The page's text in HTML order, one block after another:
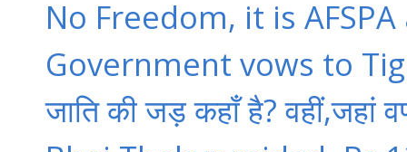
No Freedom, it is
Government vows to
जाति की जड़ कहाँ है? वहीं,जहां